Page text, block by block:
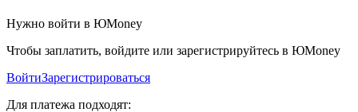
Нужно войти в ЮMoney
Чтобы заплатить, войдите или зарегистрируйтесь в ЮMoney
ВойтиЗарегистрироваться
Для платежа подходят: